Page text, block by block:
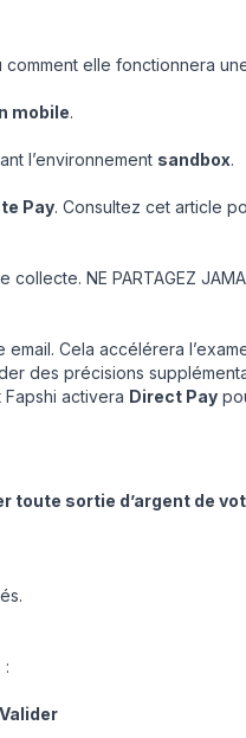
elle fonctionnera
mobile.
l’environnement sandbox.
Pay. Consultez cet article
NE PARTAGEZ
email. Cela accélérera
des précisions
activera Direct Pay
toute sortie d’argent de
:
Valider